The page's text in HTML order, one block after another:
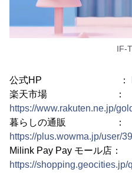
IF-
公式HP ：
楽天市場 ：
https://www.rakuten.ne.jp/
暮らしの通販 ：
https://plus.wowma.jp/user/
Milink Pay Pay モール店：
https://shopping.geocities.jp/